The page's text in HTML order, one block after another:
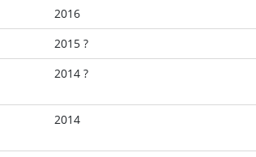
2016
2015 ?
2014 ?
2014